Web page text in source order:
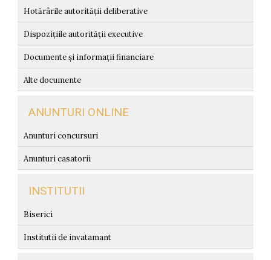
Hotărârile autorității deliberative
Dispozițiile autorității executive
Documente și informații financiare
Alte documente
ANUNTURI ONLINE
Anunturi concursuri
Anunturi casatorii
INSTITUTII
Biserici
Institutii de invatamant